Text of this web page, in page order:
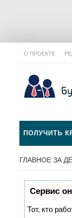
О ПРОЕКТЕ
ПОЛУЧИТЬ
ГЛАВНОЕ ЗА
Сервис
Тот, кто